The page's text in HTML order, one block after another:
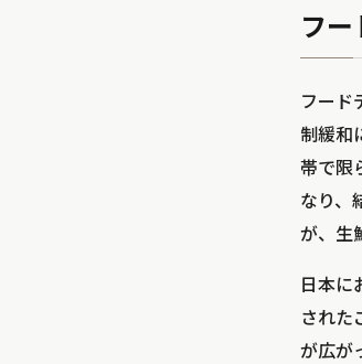
フー
フード
制緩和
帯で限
なり、
が、生
日本に
された
が広が